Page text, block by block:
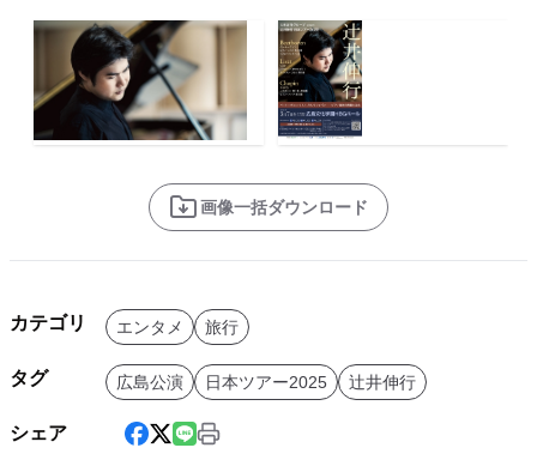
画像一括ダウンロード
カテゴリ エンタメ 旅行
タグ 広島公演 日本ツアー2025 辻井伸行
シェア